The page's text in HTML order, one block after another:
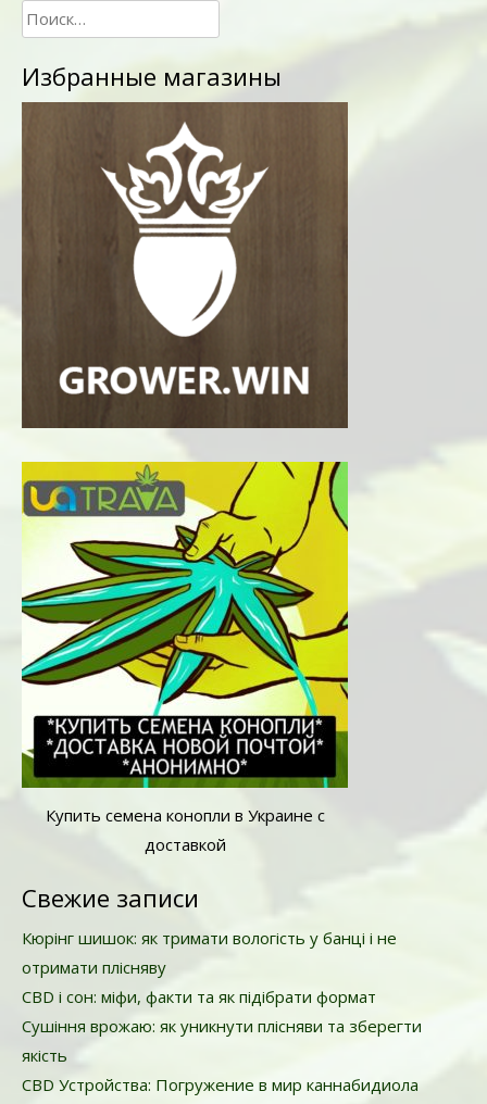
Найти:
Избранные магазины
Купить семена конопли в Украине с
доставкой
Свежие записи
Кюрінг шишок: як тримати вологість у банці і не
отримати плісняву
CBD і сон: міфи, факти та як підібрати формат
Сушіння врожаю: як уникнути плісняви та зберегти
якість
CBD Устройства: Погружение в мир каннабидиола